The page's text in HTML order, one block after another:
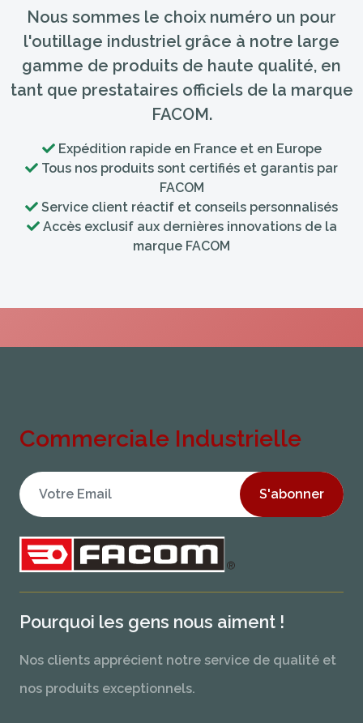
Nous sommes le choix numéro un pour
l'outillage industriel grâce à notre large
gamme de produits de haute qualité, en
tant que prestataires officiels de la marque
FACOM.
Expédition rapide en France et en Europe
Tous nos produits sont certifiés et garantis par
FACOM
Service client réactif et conseils personnalisés
Accès exclusif aux dernières innovations de la
marque FACOM
Commerciale Industrielle
S'abonner
Pourquoi les gens nous aiment !
Nos clients apprécient notre service de qualité et
nos produits exceptionnels.